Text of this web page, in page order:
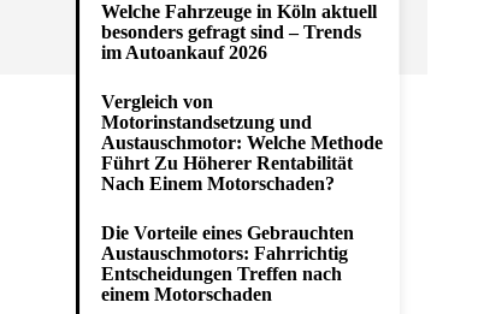
Welche Fahrzeuge in Köln aktuell
besonders gefragt sind – Trends
im Autoankauf 2026
Vergleich von
Motorinstandsetzung und
Austauschmotor: Welche Methode
Führt Zu Höherer Rentabilität
Nach Einem Motorschaden?
Die Vorteile eines Gebrauchten
Austauschmotors: Fahrrichtig
Entscheidungen Treffen nach
einem Motorschaden